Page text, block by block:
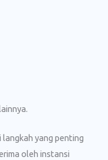
langkah yang penting
oleh instansi